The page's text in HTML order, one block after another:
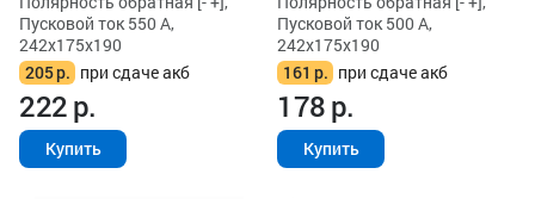
Пусковой ток 550 А,
242x175x190
205р. при сдаче акб
222р.
Купить
Пусковой ток 500 А,
242x175x190
161 р. при сдаче акб
178р.
Купить